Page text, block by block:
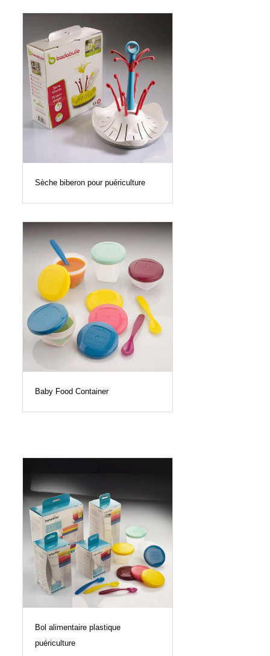
Sèche biberon pour puériculture
Baby Food Container
Bol alimentaire plastique
puériculture